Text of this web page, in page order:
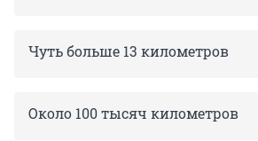
Чуть больше 13 километров
Около 100 тысяч километров